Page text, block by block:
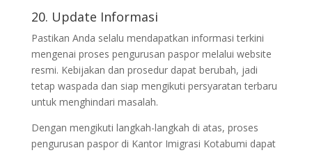
20. Update Informasi
Pastikan Anda selalu mendapatkan informasi terkini
mengenai proses pengurusan paspor melalui website
resmi. Kebijakan dan prosedur dapat berubah, jadi
tetap waspada dan siap mengikuti persyaratan terbaru
untuk menghindari masalah.
Dengan mengikuti langkah-langkah di atas, proses
pengurusan paspor di Kantor Imigrasi Kotabumi dapat